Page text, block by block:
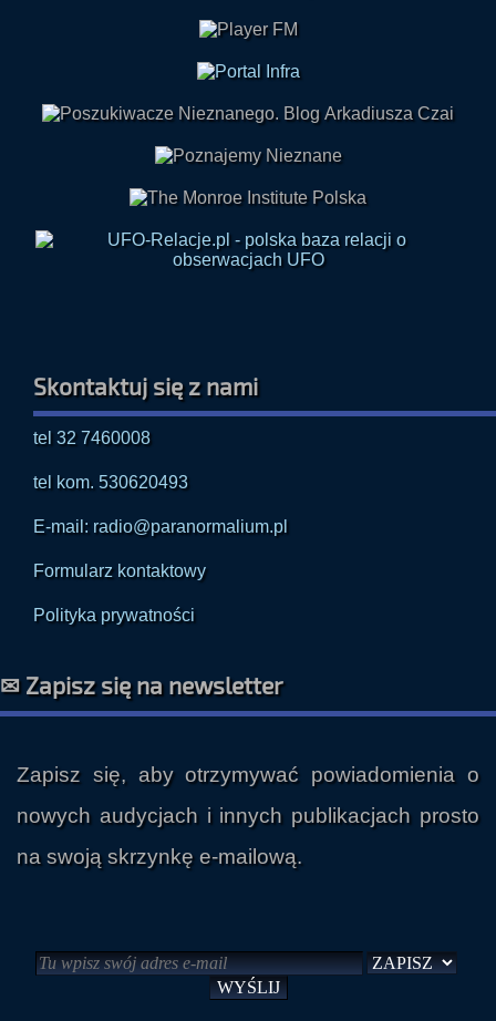
Skontaktuj się z nami
tel 32 7460008
tel kom. 530620493
E-mail: radio@paranormalium.pl
Formularz kontaktowy
Polityka prywatności
✉ Zapisz się na newsletter
Zapisz się, aby otrzymywać powiadomienia o
nowych audycjach i innych publikacjach prosto
na swoją skrzynkę e-mailową.